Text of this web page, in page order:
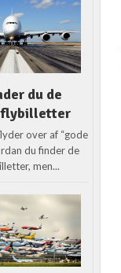
du de
over af “gode
du finder de
men...